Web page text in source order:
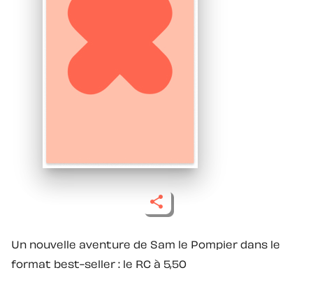
Un nouvelle aventure de Sam le Pompier dans le
format best-seller : le RC à 5,50